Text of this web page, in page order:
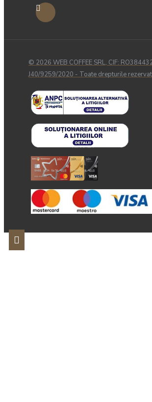
© 2026 WEB COFFEE SRL, CIF:
J40/9259/2020 - Toate drepturile